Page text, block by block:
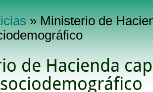
» Ministerio de
de Hacienda